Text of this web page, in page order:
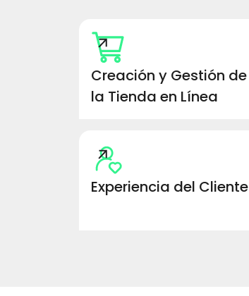
Creación y Gestión de
la Tienda en Línea
Experiencia del Cliente